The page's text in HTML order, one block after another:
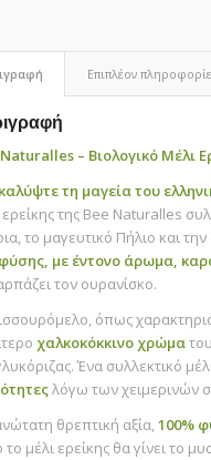
Επιπλέον
– Βιολογικό Μέλι
τη μαγεία του
ερείκης της Bee Naturalles
το μαγευτικό Πήλιο και
με έντονο άρωμα,
τον ουρανίσκο.
όπως
χαλκοκόκκινο χρώμα
Ένα συλλεκτικό
λόγω των χειμερινών
θρεπτική αξία,100%
το μέλι ερείκης θα γίνει το